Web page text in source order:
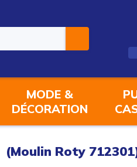
MODE &
DÉCORATION
(Moulin Roty